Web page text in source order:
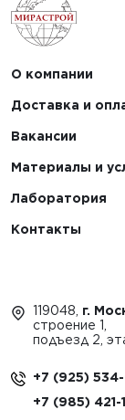
О компании
Доставка и
Вакансии
Материалы и
Лаборатория
Контакты
119048, г.
строение 1,
подъезд 2,
+7 (925)
+7 (985) 421-